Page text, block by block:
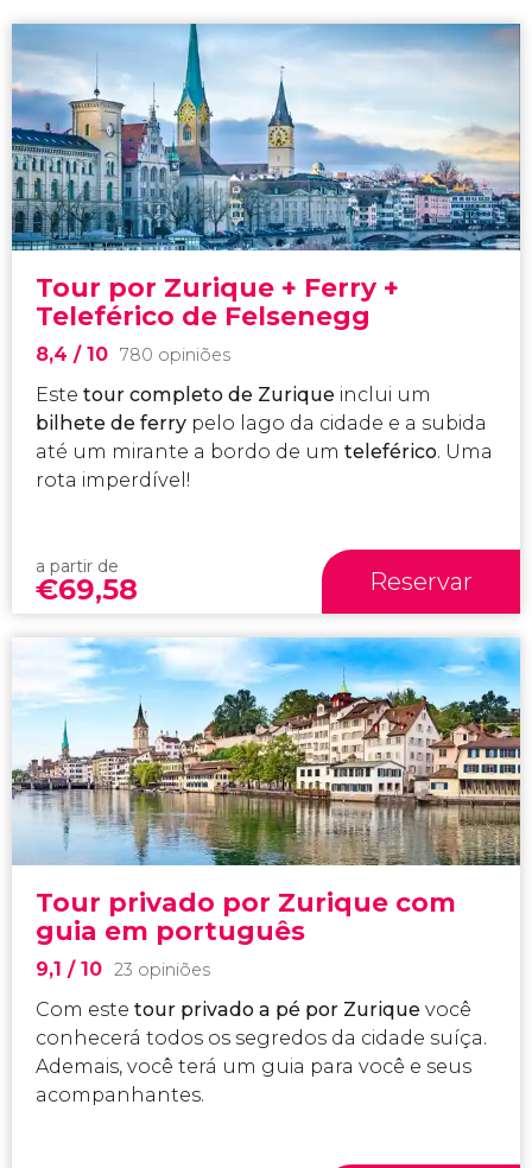
Tour por Zurique + Ferry +
Teleférico de Felsenegg
8,4 / 10 780 opiniões
Este tour completo de Zurique inclui um
bilhete de ferry pelo lago da cidade e a subida
até um mirante a bordo de um teleférico. Uma
rota imperdível!
a partir de
€69,58 Reservar
Tour privado por Zurique com
guia em português
9,1 / 10 23 opiniões
Com este tour privado a pé por Zurique você
conhecerá todos os segredos da cidade suíça.
Ademais, você terá um guia para você e seus
acompanhantes.